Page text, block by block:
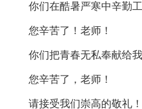
你们在酷暑严寒中辛勤工
您辛苦了！老师！
你们把青春无私奉献给我
您辛苦了，老师！
请接受我们崇高的敬礼！